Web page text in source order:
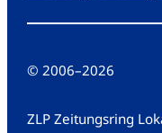
© 2006–2026
ZLP Zeitungsring